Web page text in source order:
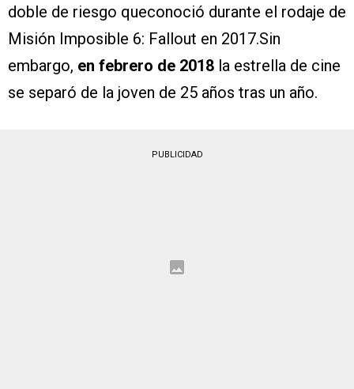
doble de riesgo queconoció durante el rodaje de
Misión Imposible 6: Fallout en 2017.Sin
embargo, en febrero de 2018 la estrella de cine
se separó de la joven de 25 años tras un año.
PUBLICIDAD